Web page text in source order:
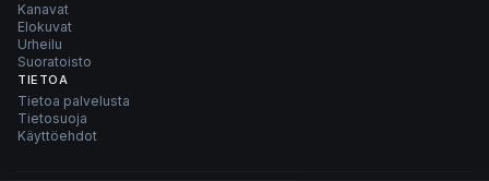
Kanavat
Elokuvat
Urheilu
Suoratoisto
TIETOA
Tietoa palvelusta
Tietosuoja
Käyttöehdot